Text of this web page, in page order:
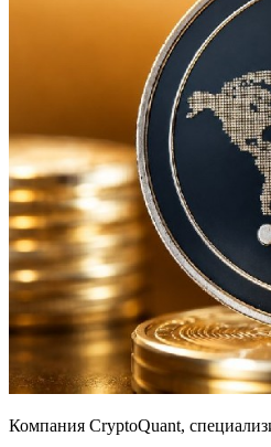
Компания CryptoQuant,